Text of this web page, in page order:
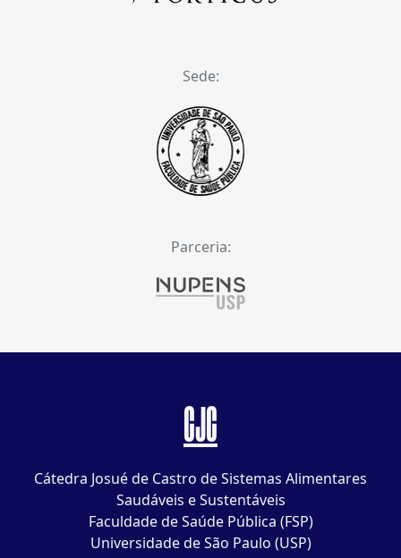
Sede:
Parceria:
CJC
Cátedra Josué de Castro de Sistemas Alimentares
Saudáveis e Sustentáveis
Faculdade de Saúde Pública (FSP)
Universidade de São Paulo (USP)